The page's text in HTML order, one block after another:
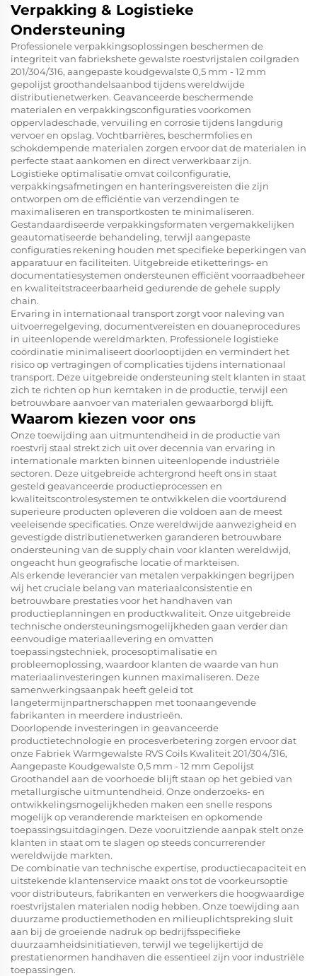
Verpakking & Logistieke
Ondersteuning
Professionele verpakkingsoplossingen beschermen de
integriteit van fabriekshete gewalste roestvrijstalen coilgraden
201/304/316, aangepaste koudgewalste 0,5 mm - 12 mm
gepolijst groothandelsaanbod tijdens wereldwijde
distributienetwerken. Geavanceerde beschermende
materialen en verpakkingsconfiguraties voorkomen
oppervladeschade, vervuiling en corrosie tijdens langdurig
vervoer en opslag. Vochtbarrières, beschermfolies en
schokdempende materialen zorgen ervoor dat de materialen in
perfecte staat aankomen en direct verwerkbaar zijn.
Logistieke optimalisatie omvat coilconfiguratie,
verpakkingsafmetingen en hanteringsvereisten die zijn
ontworpen om de efficiëntie van verzendingen te
maximaliseren en transportkosten te minimaliseren.
Gestandaardiseerde verpakkingsformaten vergemakkelijken
geautomatiseerde behandeling, terwijl aangepaste
configuraties rekening houden met specifieke beperkingen van
apparatuur en faciliteiten. Uitgebreide etiketterings- en
documentatiesystemen ondersteunen efficiënt voorraadbeheer
en kwaliteitstraceerbaarheid gedurende de gehele supply
chain.
Ervaring in internationaal transport zorgt voor naleving van
uitvoerregelgeving, documentvereisten en douaneprocedures
in uiteenlopende wereldmarkten. Professionele logistieke
coördinatie minimaliseert doorlooptijden en vermindert het
risico op vertragingen of complicaties tijdens internationaal
transport. Deze uitgebreide ondersteuning stelt klanten in staat
zich te richten op hun kerntaken in de productie, terwijl een
betrouwbare aanvoer van materialen gewaarborgd blijft.
Waarom kiezen voor ons
Onze toewijding aan uitmuntendheid in de productie van
roestvrij staal strekt zich uit over decennia van ervaring in
internationale markten binnen uiteenlopende industriële
sectoren. Deze uitgebreide achtergrond heeft ons in staat
gesteld geavanceerde productieprocessen en
kwaliteitscontrolesystemen te ontwikkelen die voortdurend
superieure producten opleveren die voldoen aan de meest
veeleisende specificaties. Onze wereldwijde aanwezigheid en
gevestigde distributienetwerken garanderen betrouwbare
ondersteuning van de supply chain voor klanten wereldwijd,
ongeacht hun geografische locatie of markteisen.
Als erkende leverancier van metalen verpakkingen begrijpen
wij het cruciale belang van materiaalconsistentie en
betrouwbare prestaties voor het handhaven van
productieplanningen en productkwaliteit. Onze uitgebreide
technische ondersteuningsmogelijkheden gaan verder dan
eenvoudige materiaallevering en omvatten
toepassingstechniek, procesoptimalisatie en
probleemoplossing, waardoor klanten de waarde van hun
materiaalinvesteringen kunnen maximaliseren. Deze
samenwerkingsaanpak heeft geleid tot
langetermijnpartnerschappen met toonaangevende
fabrikanten in meerdere industrieën.
Doorlopende investeringen in geavanceerde
productietechnologie en procesverbetering zorgen ervoor dat
onze Fabriek Warmgewalste RVS Coils Kwaliteit 201/304/316,
Aangepaste Koudgewalste 0,5 mm - 12 mm Gepolijst
Groothandel aan de voorhoede blijft staan op het gebied van
metallurgische uitmuntendheid. Onze onderzoeks- en
ontwikkelingsmogelijkheden maken een snelle respons
mogelijk op veranderende markteisen en opkomende
toepassingsuitdagingen. Deze vooruitziende aanpak stelt onze
klanten in staat om te slagen op steeds concurrerender
wereldwijde markten.
De combinatie van technische expertise, productiecapaciteit en
uitstekende klantenservice maakt ons tot de voorkeursoptie
voor distributeurs, fabrikanten en verwerkers die hoogwaardige
roestvrijstalen materialen nodig hebben. Onze toewijding aan
duurzame productiemethoden en milieuplichtspreking sluit
aan bij de groeiende nadruk op bedrijfsspecifieke
duurzaamheidsinitiatieven, terwijl we tegelijkertijd de
prestatienormen handhaven die essentieel zijn voor industriële
toepassingen.